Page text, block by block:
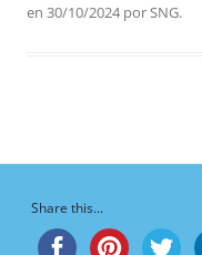
en 30/10/2024porSNG.
Share this...